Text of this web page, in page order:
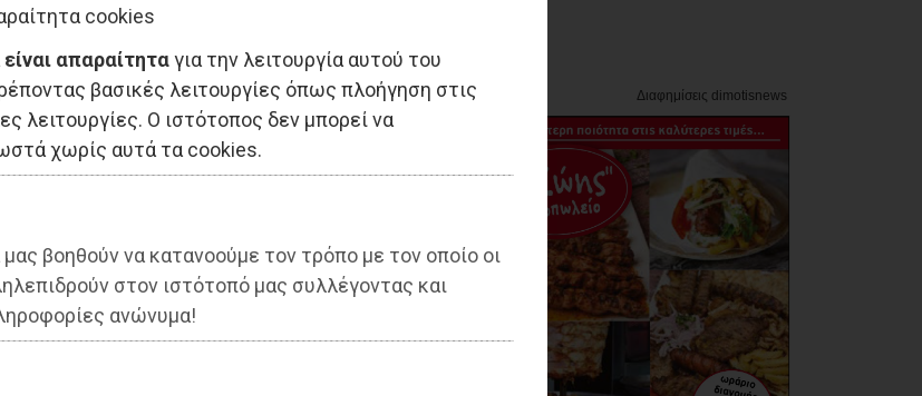
cookies
είναι απαραίτηταγια την λειτουργία αυτού του
βασικές λειτουργίες όπως πλοήγηση στις
λειτουργίες. Ο ιστότοπος δεν μπορεί να
χωρίς αυτά τα cookies.
βοηθούν να κατανοούμε τον τρόπο με τον οποίο οι
στον ιστότοπό μας συλλέγοντας και
ανώνυμα!